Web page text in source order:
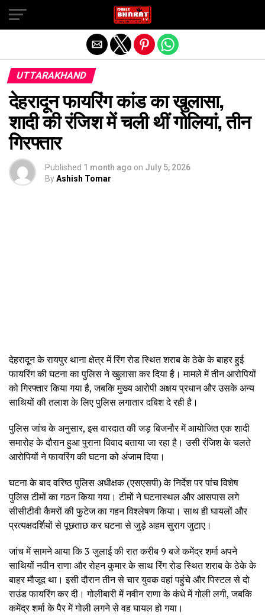
UTTARAKHAND
देहरादून फायरिंग कांड का खुलासा,
शादी की रंजिश में चली थीं गोलियां, तीन
गिरफ्तार
Published 1 month ago on July 5, 2026
ByAshish Tomar
देहरादून के रायपुर थाना क्षेत्र में रिंग रोड स्थित शराब के ठेके के बाहर हुई
फायरिंग की घटना का पुलिस ने खुलासा कर दिया है। मामले में तीन आरोपियों
को गिरफ्तार किया गया है, जबकि मुख्य आरोपी अक्षय प्रधान और उसके अन्य
साथियों की तलाश के लिए पुलिस लगातार दबिश दे रही है।
पुलिस जांच के अनुसार, इस वारदात की जड़ बिजनौर में आयोजित एक शादी
समारोह के दौरान हुआ पुराना विवाद बताया जा रहा है। उसी रंजिश के चलते
आरोपियों ने फायरिंग की घटना को अंजाम दिया।
घटना के बाद वरिष्ठ पुलिस अधीक्षक (एसएसपी) के निर्देश पर पांच विशेष
पुलिस टीमों का गठन किया गया। टीमों ने घटनास्थल और आसपास लगे
सीसीटीवी कैमरों की फुटेज का गहन विश्लेषण किया। साथ ही घायलों और
प्रत्यक्षदर्शियों से पूछताछ कर घटना से जुड़े अहम सुराग जुटाए।
जांच में सामने आया कि 3 जुलाई की रात करीब 9 बजे कमेंद्र शर्मा अपने
साथियों नवीन राणा और रोहन कुमार के साथ रिंग रोड स्थित शराब के ठेके के
बाहर मौजूद था। इसी दौरान तीन से चार युवक वहां पहुंचे और पिस्टल से दो
राउंड फायरिंग कर दी। गोलीबारी में नवीन राणा के कंधे में गोली लगी, जबकि
कमेंद्र शर्मा के पैर में गोली लगने से वह घायल हो गया।
Exit mobile version